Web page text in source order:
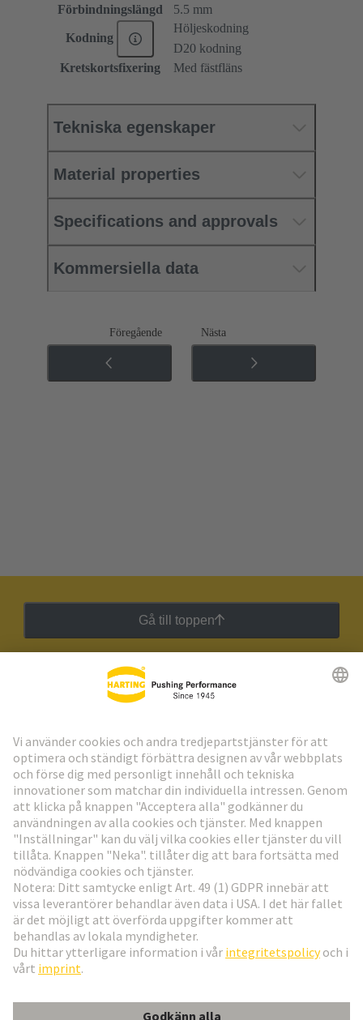
Förbindningslängd
5.5 mm
Kodning
Höljeskodning
D20 kodning
Kretskortsfixering
Med fästfläns
Tekniska egenskaper
Material properties
Specifications and approvals
Kommersiella data
Föregående Nästa
Gå till toppen
HARTING:s nyhetsbrev
Gå till registrering
Social Media
Sverige